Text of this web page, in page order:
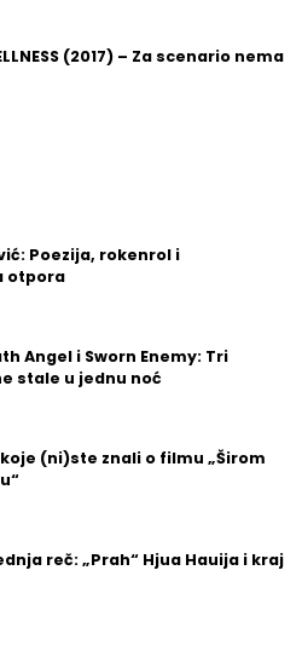
(2017) – Za scenario nema
Poezija, rokenrol i
otpora
Angel i Sworn Enemy: Tri
stale u jednu noć
(ni)ste znali o filmu „Širom
reč: „Prah“ Hjua Hauija i kraj